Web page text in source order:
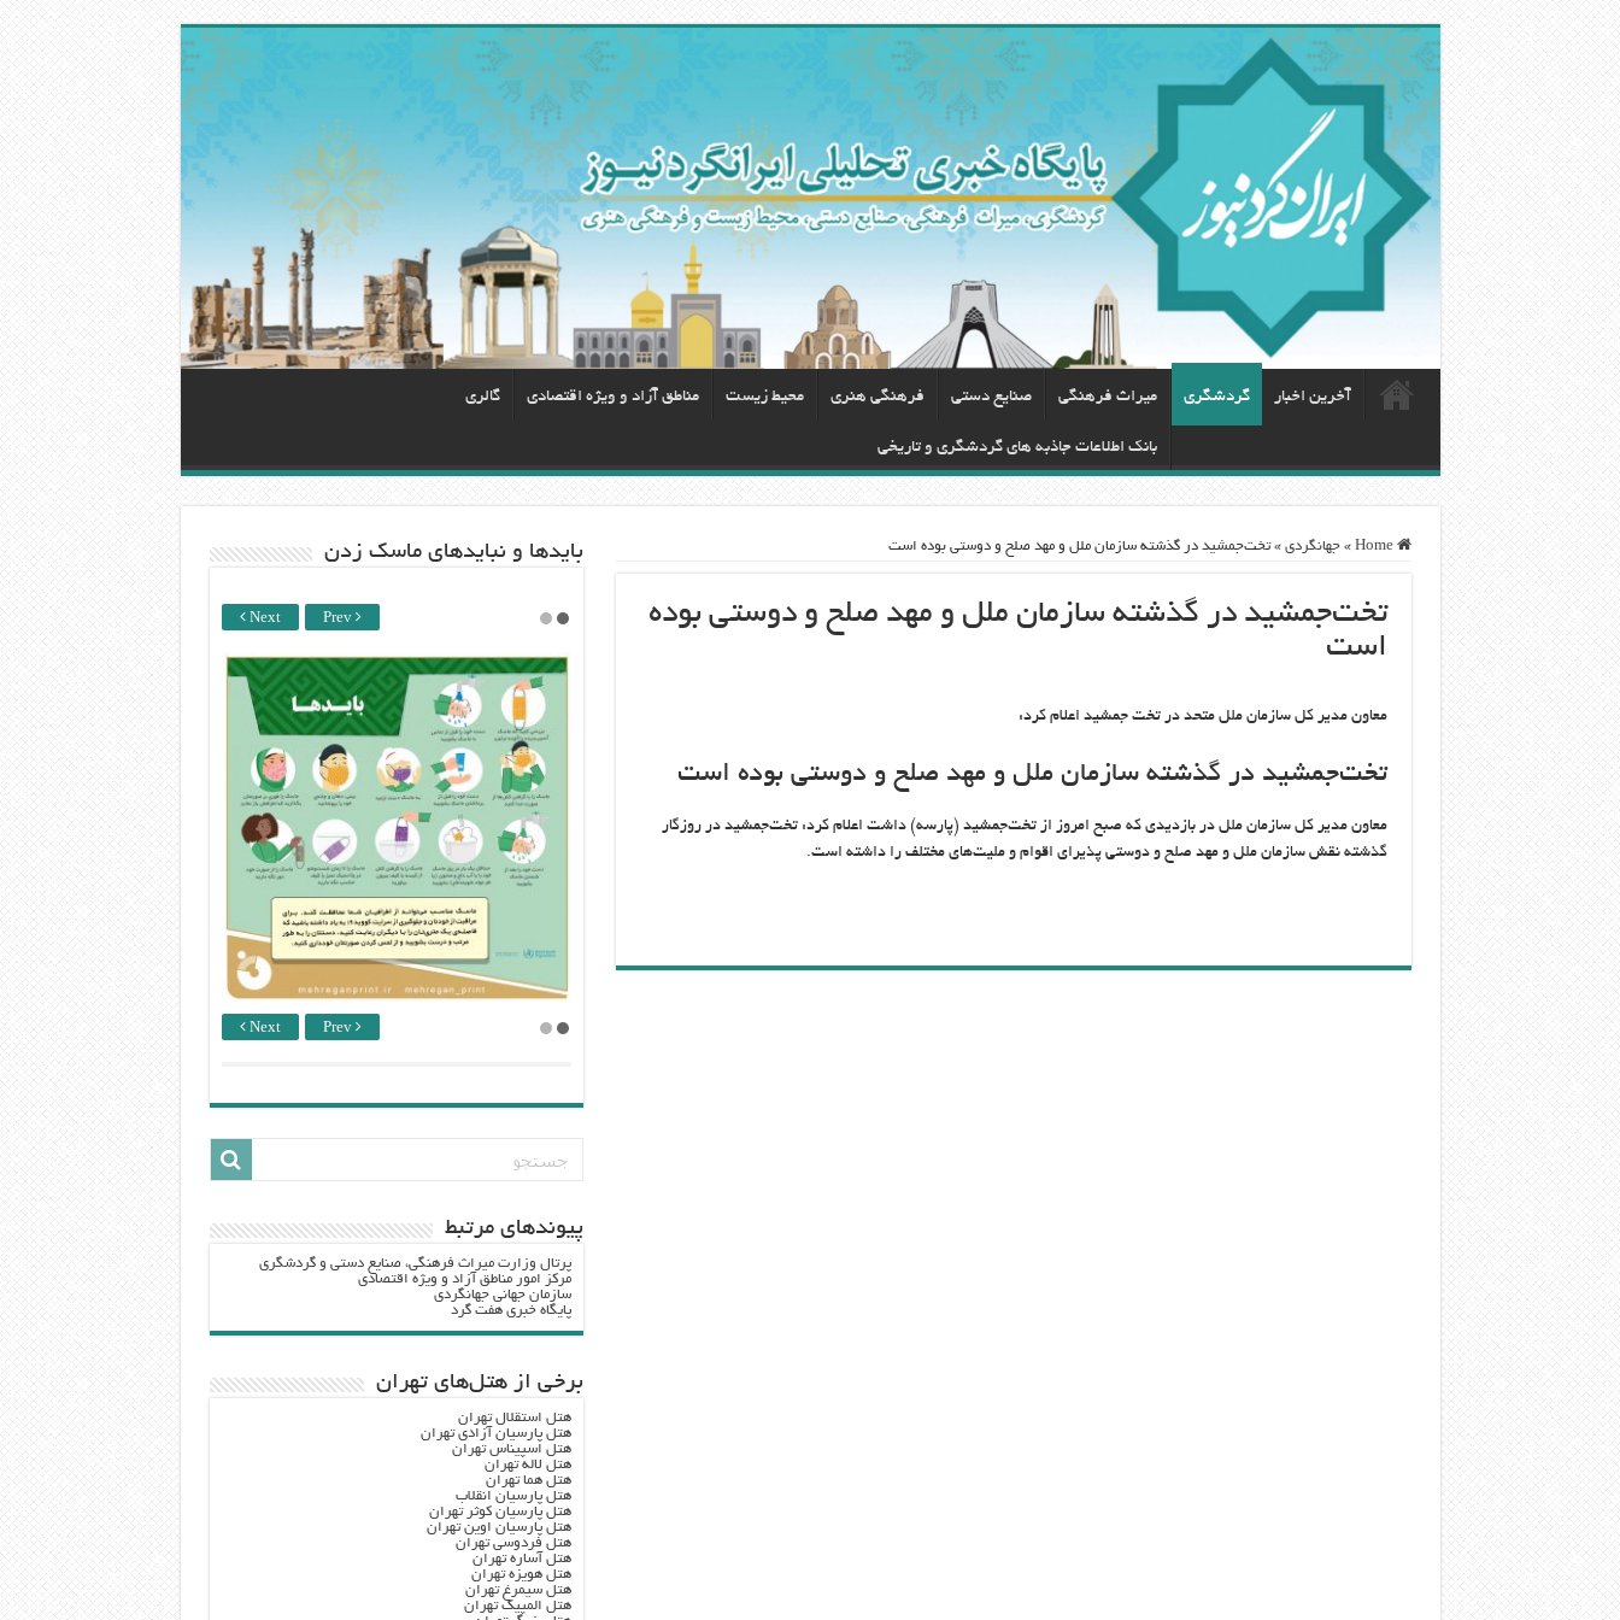
آخرین اخبار گردشگری ميراث فرهنگی صنایع دستی فرهنگی هنری محيط زيست مناطق آزاد و ویژه اقتصادی گالری
بانک اطلاعات جاذبه های گردشگری و تاریخی
Home
» جهانگردی » تخت‌جمشید در گذشته سازمان ملل و مهد صلح و دوستی بوده است
تخت‌جمشید در گذشته سازمان ملل و مهد صلح و دوستی بوده
است
معاون مدیر کل سازمان ملل متحد در تخت جمشید اعلام کرد:
تخت‌جمشید در گذشته سازمان ملل و مهد صلح و دوستی بوده است
معاون مدیر کل سازمان ملل در بازدیدی که صبح امروز از تخت‌جمشید (پارسه) داشت اعلام کرد: تخت‌جمشید در روزگار
گذشته نقش سازمان ملل و مهد صلح و دوستی پذیرای اقوام و ملیت‌های مختلف را داشته است.
باید‌ها و نبایدهای ماسک زدن
Next Prev
Next Prev
پيوندهاي مرتبط
پرتال وزارت ميراث فرهنگي، صنایع دستی و گردشگري
مرکز امور مناطق آزاد و ویژه اقتصادی
سازمان جهانی جهانگردی
پایگاه خبری هفت گرد
برخی از هتل‌های تهران
هتل استقلال تهران
هتل پارسیان آزادی تهران
هتل اسپیناس تهران
هتل لاله تهران
هتل هما تهران
هتل پارسیان انقلاب
هتل پارسیان کوثر تهران
هتل پارسیان اوین تهران
هتل فردوسی تهران
هتل آساره تهران
هتل هویزه تهران
هتل سیمرغ تهران
هتل المپیک تهران